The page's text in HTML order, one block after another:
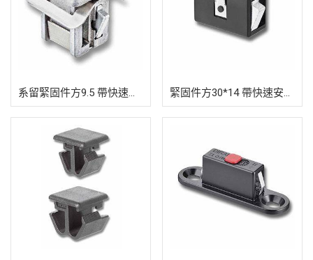
系留緊固件方9.5 帶快速安裝裝置 緊固件方30*14 帶快速安裝裝置